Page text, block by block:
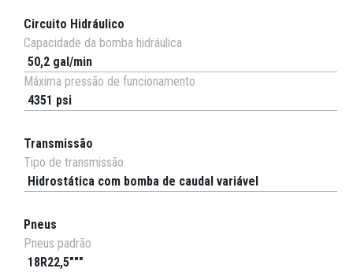
Circuito Hidráulico
Capacidade da bomba hidráulica
50,2 gal/min
Máxima pressão de funcionamento
4351 psi
Transmissão
Tipo de transmissão
Hidrostática com bomba de caudal variável
Pneus
Pneus padrão
18R22,5"""